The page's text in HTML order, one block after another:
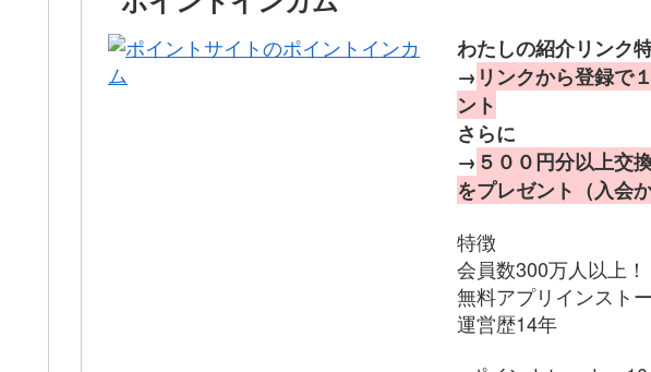
わたしの紹介リンク
→ リンクから登録で
ント
さらに
→ ５００円分以上交
をプレゼント（入会
特徴
会員数300万人以上！
無料アプリインスト
運営歴14年